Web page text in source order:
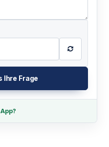
Ihre Frage